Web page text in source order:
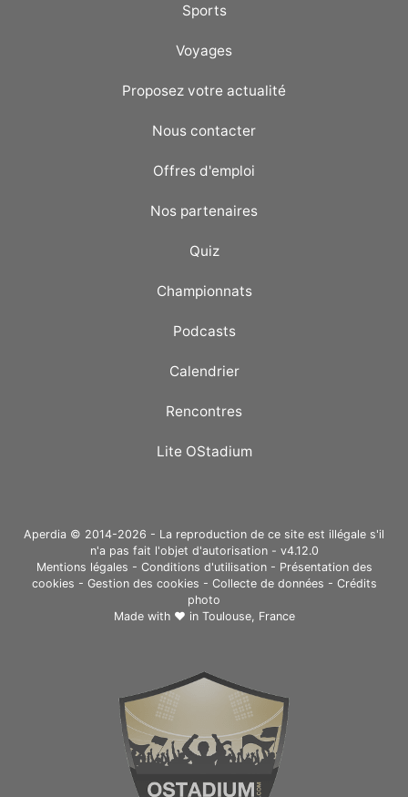
Sports
Voyages
Proposez votre actualité
Nous contacter
Offres d'emploi
Nos partenaires
Quiz
Championnats
Podcasts
Calendrier
Rencontres
Lite OStadium
Aperdia © 2014-2026 - La reproduction de ce site est illégale s'il
n'a pas fait l'objet d'autorisation - v4.12.0
Mentions légales - Conditions d'utilisation- Présentation des
cookies - Gestion des cookies - Collecte de données - Crédits
photo
Made with ❤ in Toulouse, France